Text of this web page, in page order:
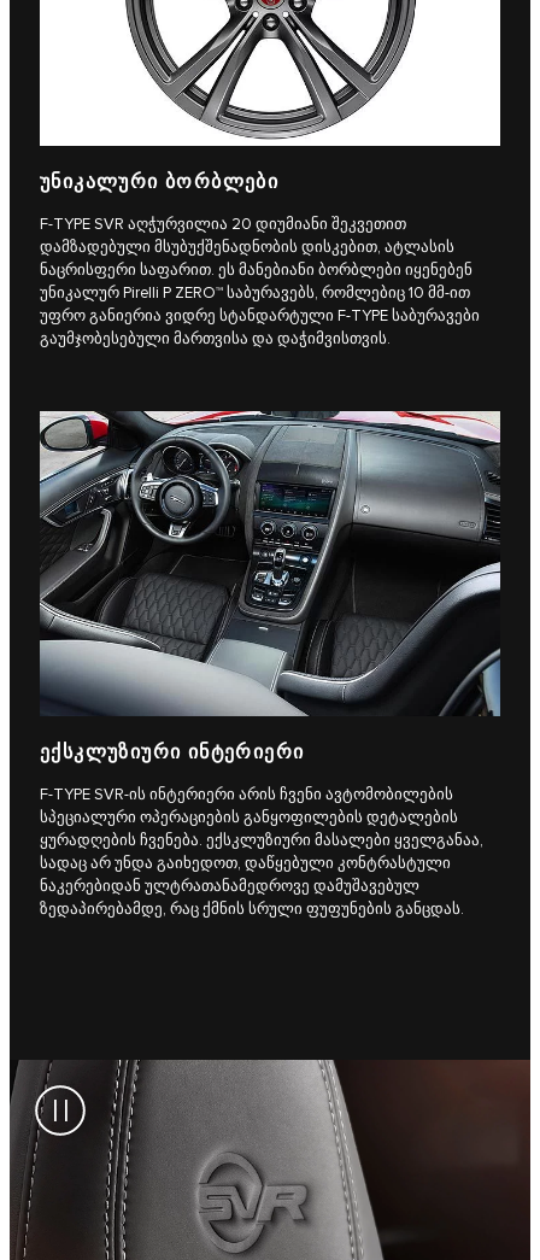
ᲣᲜᲘᲙᲐᲚᲣᲠᲘ ᲑᲝᲠᲑᲚᲔᲑᲘ
F‑TYPE SVR აღჭურვილია 20 დიუმიანი შეკვეთით
დამზადებული მსუბუქშენადნობის დისკებით, ატლასის
ნაცრისფერი საფარით. ეს მანებიანი ბორბლები იყენებენ
უნიკალურ Pirelli P ZERO™ საბურავებს, რომლებიც 10 მმ-ით
უფრო განიერია ვიდრე სტანდარტული F‑TYPE საბურავები
გაუმჯობესებული მართვისა და დაჭიმვისთვის.
ᲔᲥᲡᲙᲚᲣᲖᲘᲣᲠᲘ ᲘᲜᲢᲔᲠᲘᲔᲠᲘ
F‑TYPE SVR-ის ინტერიერი არის ჩვენი ავტომობილების
სპეციალური ოპერაციების განყოფილების დეტალების
ყურადღების ჩვენება. ექსკლუზიური მასალები ყველგანაა,
სადაც არ უნდა გაიხედოთ, დაწყებული კონტრასტული
ნაკერებიდან ულტრათანამედროვე დამუშავებულ
ზედაპირებამდე, რაც ქმნის სრული ფუფუნების განცდას.